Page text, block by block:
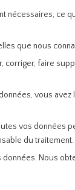
nécessaires, ce
que nous
corriger, faire
vous
vos données
du traitement.
Nous